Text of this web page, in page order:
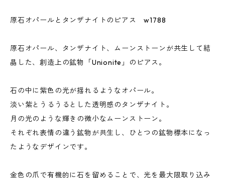
原石オパールとタンザナイトのピアス w1788
原石オパール、タンザナイト、ムーンストーンが共生して結
晶した、創造上の鉱物「Unionite」のピアス。
石の中に紫色の光が揺れるようなオパール。
淡い紫とうるうるとした透明感のタンザナイト。
月の光のような輝きの微小なムーンストーン。
それぞれ表情の違う鉱物が共生し、ひとつの鉱物標本になっ
たようなデザインです。
金色の爪で有機的に石を留めることで、光を最大限取り込み